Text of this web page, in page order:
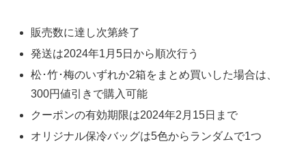
販売数に達し次第終了
発送は2024年1月5日から順次行う
松･竹･梅のいずれか2箱をまとめ買いした場合は、
300円値引きで購入可能
クーポンの有効期限は2024年2月15日まで
オリジナル保冷バッグは5色からランダムで1つ